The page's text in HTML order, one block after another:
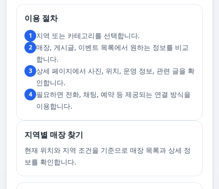
서비스를 경험하실 수 있습니다. 마지막으로 부산 일본인 홈케어 서비스를
이용하시기 전에, 아래 주의사항을 상세히 확인하시고 예약을 진행해 주시
기 바랍니다. 부경샵 서비스에 대한 높은 수요를 감안하여, 이용 요건을 간
소화하여 필수적인 사항으로 명시했습니다. 이 가이드라인을 따르시면, 서
비스 이용 중 문제가 발생하지 않을 것입니다. 특히, 과도한 알코올 섭취로
인해 만취 상태에서는 서비스 이용에 제한을 두고 있음을 명확히 합니다. 이
러한 상태에서는 다음 기회에 이용해 주시길 부탁드립니다. 서비스 도착 시
원활한 의사소통이 이루어질 수 있도록, 저희와의 연락이 반드시 가능해야
합니다. 이에 공중전화 사용이나 발신 번호 표시 제한으로의 통화는 받지 않
고 있습니다. 또한, 자주 발생하는 예약 취소나 무단으로 예약을 취소할 경
우, 향후 서비스 예약에 제약이 생길 수 있음을 알려드립니다. 시간을 효율적
으로 사용하며, 합리적인 가격으로 부경샵만의 특별한 경험을 하실 수 있습
춤형 서비스를 즐길 수 있습니다.출장마사지는 부경샵 ↓↓↓ 클릭
https://bkshop.kr/더욱 새로워진 출장마사지 뉴부경샵↓↓↓ 클릭
https://newbkshop.com/출장마사지 부경샵앱 다운로드↓↓↓ 클릭
https://play.google.com/store/apps/details?
이용 절차
1 지역 또는 카테고리를 선택합니다.
2 매장, 게시글, 이벤트 목록에서 원하는 정보를 비교
합니다.
3 상세 페이지에서 사진, 위치, 운영 정보, 관련 글을 확
인합니다.
4 필요하면 전화, 채팅, 예약 등 제공되는 연결 방식을
이용합니다.
지역별 매장 찾기
현재 위치와 지역 조건을 기준으로 매장 목록과 상세 정
보를 확인합니다.